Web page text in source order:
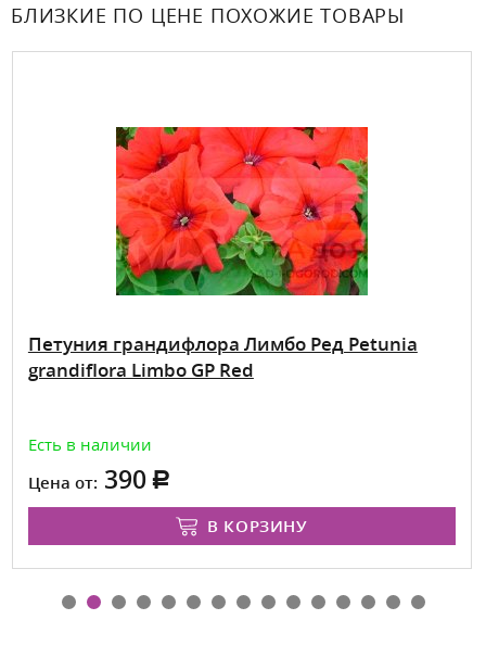
БЛИЗКИЕ ПО ЦЕНЕ ПОХОЖИЕ ТОВАРЫ
Петуния грандифлора Лимбо Ред Petunia
grandiflora Limbo GP Red
Есть в наличии
Цена от: 390
В КОРЗИНУ